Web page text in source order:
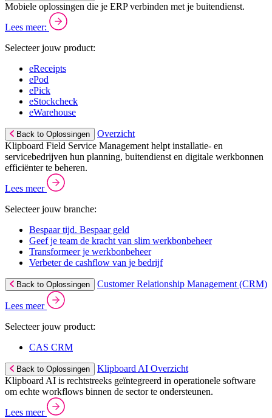
Mobiele oplossingen die je ERP verbinden met je buitendienst.
Lees meer:
Selecteer jouw product:
eReceipts
ePod
ePick
eStockcheck
eWarehouse
Back to Oplossingen
Overzicht
Klipboard Field Service Management helpt installatie- en
servicebedrijven hun planning, buitendienst en digitale werkbonnen
efficiënter te beheren.
Lees meer
Selecteer jouw branche:
Bespaar tijd. Bespaar geld
Geef je team de kracht van slim werkbonbeheer
Transformeer je werkbonbeheer
Verbeter de cashflow van je bedrijf
Back to Oplossingen Customer Relationship Management (CRM)
Lees meer
Selecteer jouw product:
CAS CRM
Back to Oplossingen
Klipboard AI Overzicht
Klipboard AI is rechtstreeks geïntegreerd in operationele software
om echte workflows binnen de sector te ondersteunen.
Lees meer